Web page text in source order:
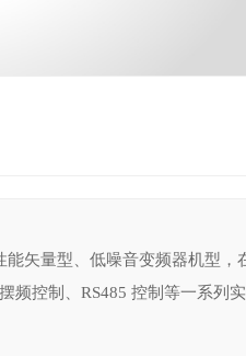
逐渐发展成一种具备稳压、稳
将直流电转换成所需的电压及频
供电没有中断但供电设备不能满
电网不符合负载要求的电能处理
电压槽口、电压跌落、电压浪
不幸的是，手动测试耗时且效率
。 价值命题 通过在公用事业中
据。 包括所需的所有测试参数
理，对操作的破坏性更小。
矢量型、低噪音变频器机型
控制、RS485 控制等一系列